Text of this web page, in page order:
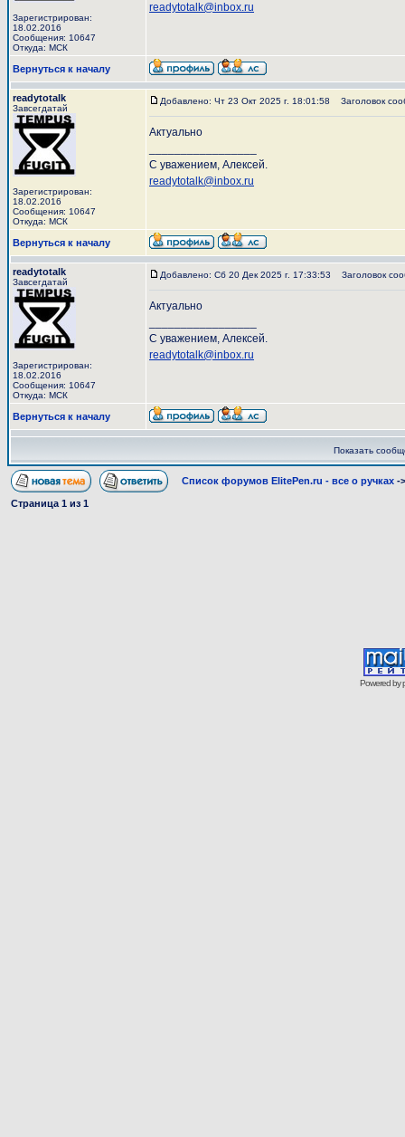
Зарегистрирован:
18.02.2016
Сообщения: 10647
Откуда: МСК
readytotalk@inbox.ru
Вернуться к началу
readytotalk
Завсегдатай
Зарегистрирован:
18.02.2016
Сообщения: 10647
Откуда: МСК
Добавлено: Чт 23 Окт 2025 г. 18:01:58 Заголовок
Актуально
С уважением, Алексей.
readytotalk@inbox.ru
Вернуться к началу
readytotalk
Завсегдатай
Зарегистрирован:
18.02.2016
Сообщения: 10647
Откуда: МСК
Добавлено: Сб 20 Дек 2025 г. 17:33:53 Заголовок
Актуально
С уважением, Алексей.
readytotalk@inbox.ru
Вернуться к началу
Показать
Список форумов ElitePen.ru - все о ручках -
Страница 1 из 1
Powered by